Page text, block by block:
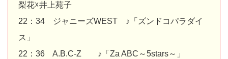
梨花☓井上苑子
22：34 ジャニーズWEST ♪「ズンドコパラダイ
ス」
22：36 A.B.C-Z ♪「Za ABC～5stars～」